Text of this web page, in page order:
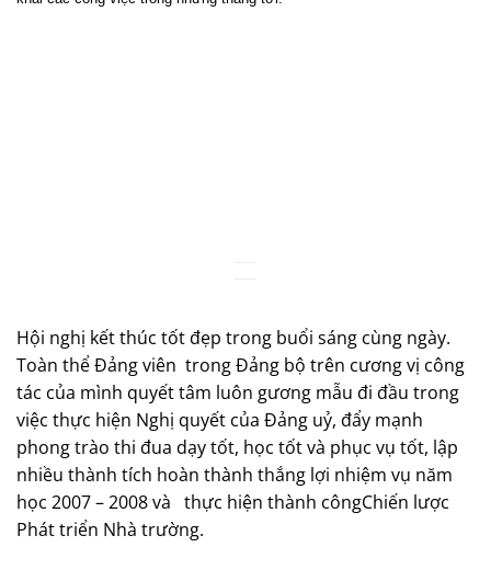
Hội nghị kết thúc tốt đẹp trong buổi sáng cùng ngày.
Toàn thể Đảng viên trong Đảng bộ trên cương vị công
tác của mình quyết tâm luôn gương mẫu đi đầu trong
việc thực hiện Nghị quyết của Đảng uỷ, đẩy mạnh
phong trào thi đua dạy tốt, học tốt và phục vụ tốt, lập
nhiều thành tích hoàn thành thắng lợi nhiệm vụ năm
học 2007 – 2008 và thực hiện thành côngChiến lược
Phát triển Nhà trường.